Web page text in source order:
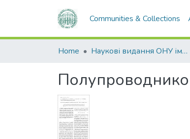
Communities & Collections
Home Наукові видання ОНУ імені І. І. Мечникова